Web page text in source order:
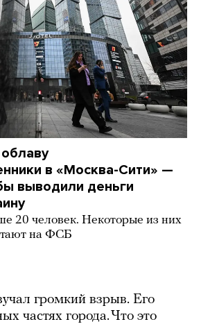
в «Москва-Сити» —
выводили деньги
20 человек. Некоторые из них
на ФСБ
громкий взрыв. Его
частях города. Что это